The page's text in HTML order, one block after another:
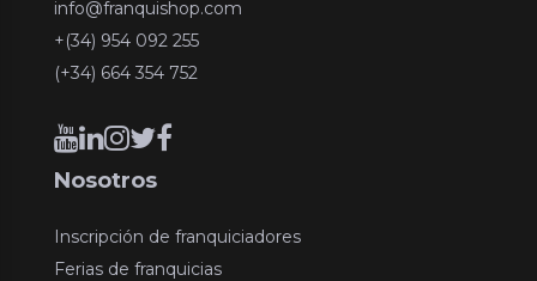
info@franquishop.com
+(34) 954 092 255
(+34) 664 354 752
Nosotros
Inscripción de franquiciadores
Ferias de franquicias